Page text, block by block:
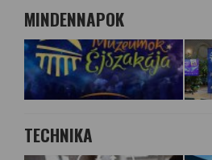
MINDENNAPOK
TECHNIKA